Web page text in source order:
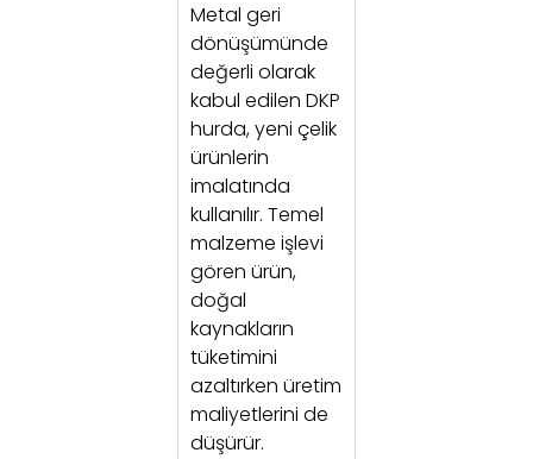
Metal geri
dönüşümünde
değerli olarak
kabul edilen DKP
hurda, yeni çelik
ürünlerin
imalatında
kullanılır. Temel
malzeme işlevi
gören ürün,
doğal
kaynakların
tüketimini
azaltırken üretim
maliyetlerini de
düşürür.